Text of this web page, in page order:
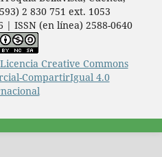
2 830 751 ext. 1053
| ISSN (en línea) 2588-0640
Licencia Creative Commons
CompartirIgual 4.0